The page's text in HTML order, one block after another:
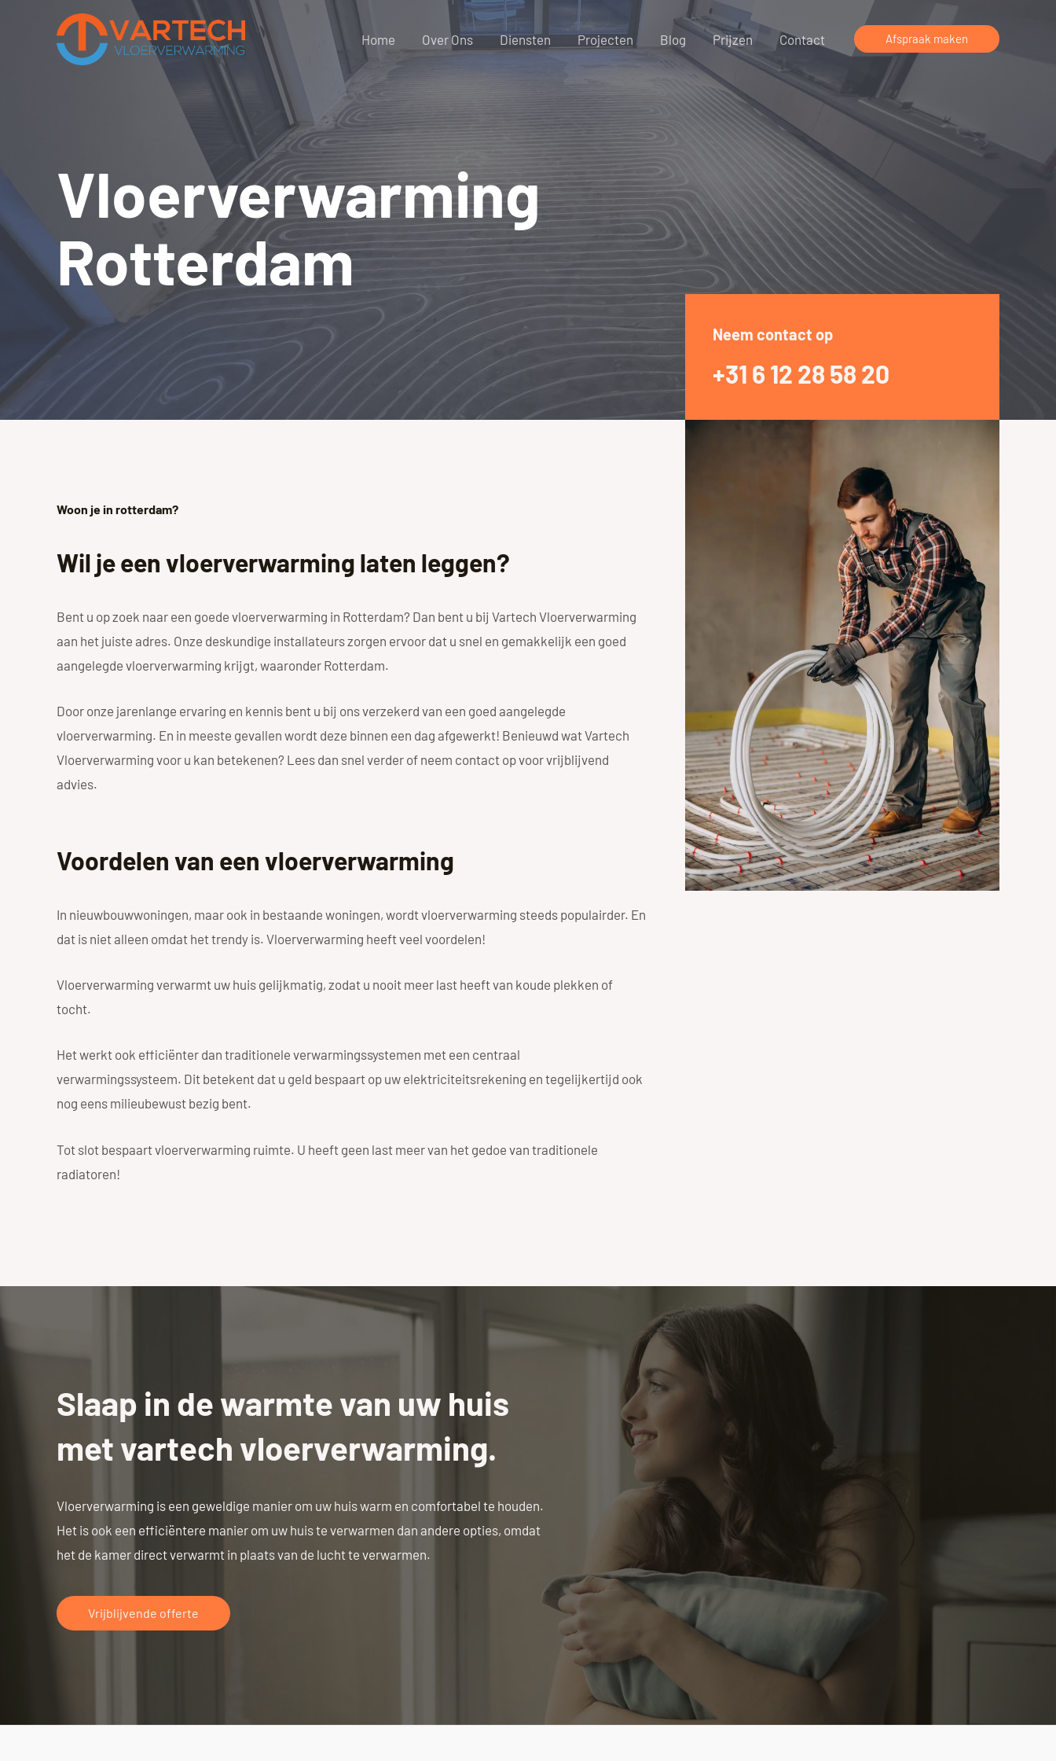
Home Over Ons Diensten Projecten Blog Prijzen Contact Afspraak maken
Vloerverwarming
Rotterdam
Neem contact op
+31 6 12 28 58 20
Woon je in rotterdam?
Wil je een vloerverwarming laten leggen?
Bent u op zoek naar een goede vloerverwarming in Rotterdam? Dan bent u bij Vartech Vloerverwarming
aan het juiste adres. Onze deskundige installateurs zorgen ervoor dat u snel en gemakkelijk een goed
aangelegde vloerverwarming krijgt, waaronder Rotterdam.
Door onze jarenlange ervaring en kennis bent u bij ons verzekerd van een goed aangelegde
vloerverwarming. En in meeste gevallen wordt deze binnen een dag afgewerkt! Benieuwd wat Vartech
Vloerverwarming voor u kan betekenen? Lees dan snel verder of neem contact op voor vrijblijvend
advies.
Voordelen van een vloerverwarming
In nieuwbouwwoningen, maar ook in bestaande woningen, wordt vloerverwarming steeds populairder. En
dat is niet alleen omdat het trendy is. Vloerverwarming heeft veel voordelen!
Vloerverwarming verwarmt uw huis gelijkmatig, zodat u nooit meer last heeft van koude plekken of
tocht.
Het werkt ook efficiënter dan traditionele verwarmingssystemen met een centraal
verwarmingssysteem. Dit betekent dat u geld bespaart op uw elektriciteitsrekening en tegelijkertijd ook
nog eens milieubewust bezig bent.
Tot slot bespaart vloerverwarming ruimte. U heeft geen last meer van het gedoe van traditionele
radiatoren!
Slaap in de warmte van uw huis
met vartech vloerverwarming.
Vloerverwarming is een geweldige manier om uw huis warm en comfortabel te houden.
Het is ook een efficiëntere manier om uw huis te verwarmen dan andere opties, omdat
het de kamer direct verwarmt in plaats van de lucht te verwarmen.
Vrijblijvende offerte